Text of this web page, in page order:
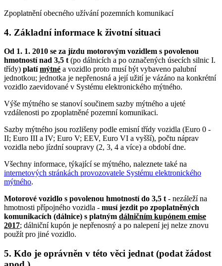
Zpoplatnění obecného užívání pozemních komunikací
4. Základní informace k životní situaci
Od 1. 1. 2010 se za jízdu motorovým vozidlem s povolenou
hmotností nad 3,5 t (po dálnicích a po označených úsecích silnic I.
třídy) platímýtné a vozidlo proto musí být vybaveno palubní
jednotkou; jednotka je nepřenosná a její užití je vázáno na konkrétní
vozidlo zaevidované v Systému elektronického mýtného.
Výše mýtného se stanoví součinem sazby mýtného a ujeté
vzdálenosti po zpoplatněné pozemní komunikaci.
Sazby mýtného jsou rozlišeny podle emisní třídy vozidla (Euro 0 -
II; Euro III a IV; Euro V; EEV, Euro VI a vyšší), počtu náprav
vozidla nebo jízdní soupravy (2, 3, 4 a více) a období dne.
Všechny informace, týkající se mýtného, naleznete také na
internetových stránkách provozovatele Systému elektronického
mýtného.
Motorové vozidlo s povolenou hmotností do 3,5 t - nezáleží na
hmotnosti přípojného vozidla - musí jezdit po zpoplatněných
komunikacích (dálnice) s platným dálničním kupónem emise
2017; dálniční kupón je nepřenosný a po nalepení jej nelze znovu
použít pro jiné vozidlo.
5. Kdo je oprávněn v této věci jednat (podat žádost